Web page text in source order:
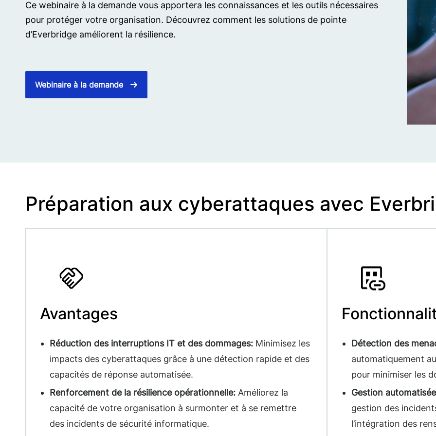
Ce webinaire à la demande vous apportera les connaissances et les outils nécessaires
pour protéger votre organisation. Découvrez comment les solutions de pointe
d’Everbridge améliorent la résilience.
Webinaire à la demande
Préparation aux cyberattaques avec
Avantages
Réduction des interruptions IT et des dommages:Minimisez les
impacts des cyberattaques grâce à une détection rapide et des
capacités de réponse automatisée.
Renforcement de la résilience opérationnelle:Améliorez la
capacité de votre organisation à surmonter et à se remettre
des incidents de sécurité informatique.
Détection des
automatiquement
pour minimiser les
Gestion
gestion des
l’intégration des